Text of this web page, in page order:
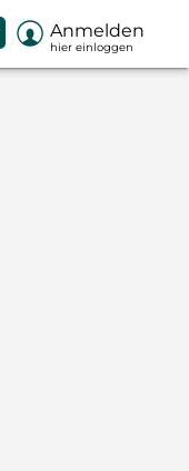
 Anmelden
hier einloggen